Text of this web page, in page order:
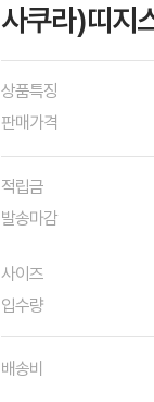
사쿠라)띠
상품특징
판매가격
적립금
발송마감
사이즈
입수량
배송비